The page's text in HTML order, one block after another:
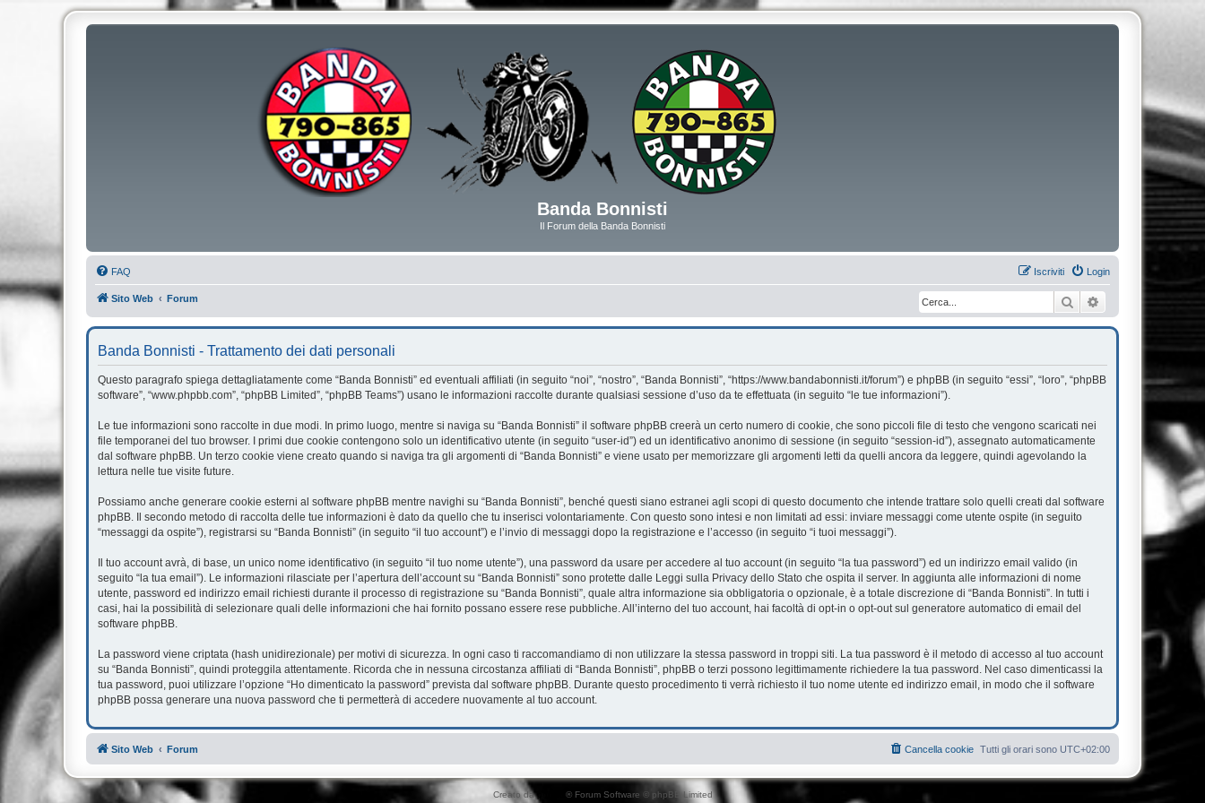
Banda Bonnisti
Il Forum della Banda Bonnisti
FAQ Login
Iscriviti
Sito Web Forum Cerca
Banda Bonnisti - Trattamento dei dati personali
Questo paragrafo spiega dettagliatamente come “Banda Bonnisti” ed eventuali affiliati (in seguito “noi”, “nostro”, “Banda Bonnisti”, “https://www.bandabonnisti.it/forum”) e phpBB (in seguito “essi”, “loro”, “phpBB
software”, “www.phpbb.com”, “phpBB Limited”, “phpBB Teams”) usano le informazioni raccolte durante qualsiasi sessione d’uso da te effettuata (in seguito “le tue informazioni”).
Le tue informazioni sono raccolte in due modi. In primo luogo, mentre si naviga su “Banda Bonnisti” il software phpBB creerà un certo numero di cookie, che sono piccoli file di testo che vengono scaricati nei
file temporanei del tuo browser. I primi due cookie contengono solo un identificativo utente (in seguito “user-id”) ed un identificativo anonimo di sessione (in seguito “session-id”), assegnato automaticamente
dal software phpBB. Un terzo cookie viene creato quando si naviga tra gli argomenti di “Banda Bonnisti” e viene usato per memorizzare gli argomenti letti da quelli ancora da leggere, quindi agevolando la
lettura nelle tue visite future.
Possiamo anche generare cookie esterni al software phpBB mentre navighi su “Banda Bonnisti”, benché questi siano estranei agli scopi di questo documento che intende trattare solo quelli creati dal software
phpBB. Il secondo metodo di raccolta delle tue informazioni è dato da quello che tu inserisci volontariamente. Con questo sono intesi e non limitati ad essi: inviare messaggi come utente ospite (in seguito
“messaggi da ospite”), registrarsi su “Banda Bonnisti” (in seguito “il tuo account”) e l’invio di messaggi dopo la registrazione e l’accesso (in seguito “i tuoi messaggi”).
Il tuo account avrà, di base, un unico nome identificativo (in seguito “il tuo nome utente”), una password da usare per accedere al tuo account (in seguito “la tua password”) ed un indirizzo email valido (in
seguito “la tua email”). Le informazioni rilasciate per l’apertura dell’account su “Banda Bonnisti” sono protette dalle Leggi sulla Privacy dello Stato che ospita il server. In aggiunta alle informazioni di nome
utente, password ed indirizzo email richiesti durante il processo di registrazione su “Banda Bonnisti”, quale altra informazione sia obbligatoria o opzionale, è a totale discrezione di “Banda Bonnisti”. In tutti i
casi, hai la possibilità di selezionare quali delle informazioni che hai fornito possano essere rese pubbliche. All’interno del tuo account, hai facoltà di opt-in o opt-out sul generatore automatico di email del
software phpBB.
La password viene criptata (hash unidirezionale) per motivi di sicurezza. In ogni caso ti raccomandiamo di non utilizzare la stessa password in troppi siti. La tua password è il metodo di accesso al tuo account
su “Banda Bonnisti”, quindi proteggila attentamente. Ricorda che in nessuna circostanza affiliati di “Banda Bonnisti”, phpBB o terzi possono legittimamente richiedere la tua password. Nel caso dimenticassi la
tua password, puoi utilizzare l’opzione “Ho dimenticato la password” prevista dal software phpBB. Durante questo procedimento ti verrà richiesto il tuo nome utente ed indirizzo email, in modo che il software
phpBB possa generare una nuova password che ti permetterà di accedere nuovamente al tuo account.
Sito Web Forum Tutti gli orari sono UTC+02:00
Cancella cookie
Creato daphpBB ® Forum Software © phpBB Limited